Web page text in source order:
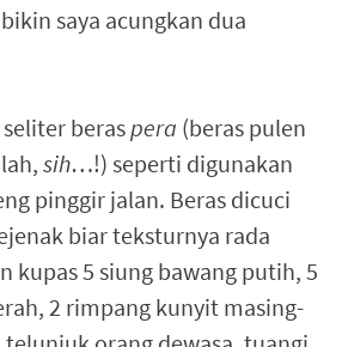
saya acungkan dua
beraspera (beras pulen
sih…!) seperti digunakan
pinggir jalan. Beras dicuci
biar teksturnya rada
kupas 5 siung bawang putih, 5
2 rimpang kunyit masing-